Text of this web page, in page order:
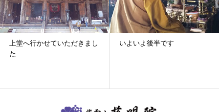
上堂へ行かせていただきまし
た
いよいよ後半です